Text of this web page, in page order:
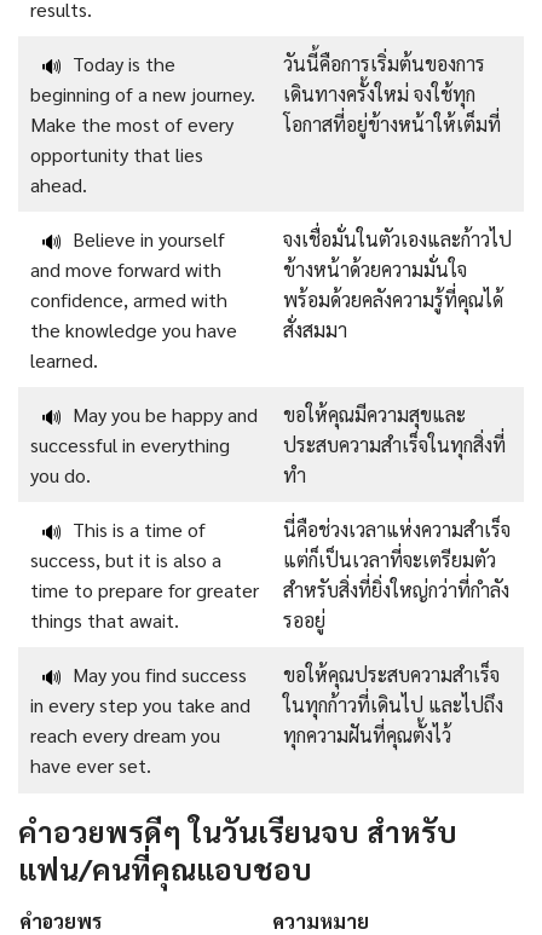
results.
🔊 Today is the
beginning of a new journey.
Make the most of every
opportunity that lies
ahead.
วันนี้คือการเริ่มต้นของการ
เดินทางครั้งใหม่ จงใช้ทุก
โอกาสที่อยู่ข้างหน้าให้เต็มที่
🔊 Believe in yourself
and move forward with
confidence, armed with
the knowledge you have
learned.
จงเชื่อมั่นในตัวเองและก้าวไป
ข้างหน้าด้วยความมั่นใจ
พร้อมด้วยคลังความรู้ที่คุณได้
สั่งสมมา
🔊 May you be happy and
successful in everything
you do.
ขอให้คุณมีความสุขและ
ประสบความสำเร็จในทุกสิ่งที่
ทำ
🔊 This is a time of
success, but it is also a
time to prepare for greater
things that await.
นี่คือช่วงเวลาแห่งความสำเร็จ
แต่ก็เป็นเวลาที่จะเตรียมตัว
สำหรับสิ่งที่ยิ่งใหญ่กว่าที่กำลัง
รออยู่
🔊 May you find success
in every step you take and
reach every dream you
have ever set.
ขอให้คุณประสบความสำเร็จ
ในทุกก้าวที่เดินไป และไปถึง
ทุกความฝันที่คุณตั้งไว้
คำอวยพรดีๆ ในวันเรียนจบ สำหรับ
แฟน/คนที่คุณแอบชอบ
คำอวยพร
ความหมาย